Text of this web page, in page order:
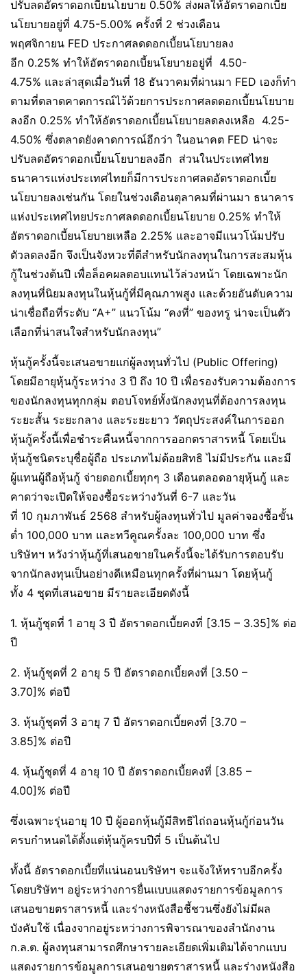
ปรับลดอัตราดอกเบี้ยนโยบาย 0.50% ส่งผลให้อัตราดอกเบี้ย
นโยบายอยู่ที่ 4.75-5.00% ครั้งที่ 2 ช่วงเดือน
พฤศจิกายน FED ประกาศลดดอกเบี้ยนโยบายลง
อีก 0.25% ทำให้อัตราดอกเบี้ยนโยบายอยู่ที่ 4.50-
4.75% และล่าสุดเมื่อวันที่ 18 ธันวาคมที่ผ่านมา FED เองก็ทำ
ตามที่ตลาดคาดการณ์ไว้ด้วยการประกาศลดดอกเบี้ยนโยบาย
ลงอีก 0.25% ทำให้อัตราดอกเบี้ยนโยบายลดลงเหลือ 4.25-
4.50% ซึ่งตลาดยังคาดการณ์อีกว่า ในอนาคต FED น่าจะ
ปรับลดอัตราดอกเบี้ยนโยบายลงอีก ส่วนในประเทศไทย
ธนาคารแห่งประเทศไทยก็มีการประกาศลดอัตราดอกเบี้ย
นโยบายลงเช่นกัน โดยในช่วงเดือนตุลาคมที่ผ่านมา ธนาคาร
แห่งประเทศไทยประกาศลดดอกเบี้ยนโยบาย 0.25% ทำให้
อัตราดอกเบี้ยนโยบายเหลือ 2.25% และอาจมีแนวโน้มปรับ
ตัวลดลงอีก จึงเป็นจังหวะที่ดีสำหรับนักลงทุนในการสะสมหุ้น
กู้ในช่วงต้นปี เพื่อล็อคผลตอบแทนไว้ล่วงหน้า โดยเฉพาะนัก
ลงทุนที่นิยมลงทุนในหุ้นกู้ที่มีคุณภาพสูง และด้วยอันดับความ
น่าเชื่อถือที่ระดับ “A+” แนวโน้ม “คงที่” ของทรู น่าจะเป็นตัว
เลือกที่น่าสนใจสำหรับนักลงทุน”
หุ้นกู้ครั้งนี้จะเสนอขายแก่ผู้ลงทุนทั่วไป (Public Offering)
โดยมีอายุหุ้นกู้ระหว่าง 3 ปี ถึง 10 ปี เพื่อรองรับความต้องการ
ของนักลงทุนทุกกลุ่ม ตอบโจทย์ทั้งนักลงทุนที่ต้องการลงทุน
ระยะสั้น ระยะกลาง และระยะยาว วัตถุประสงค์ในการออก
หุ้นกู้ครั้งนี้เพื่อชำระคืนหนี้จากการออกตราสารหนี้ โดยเป็น
หุ้นกู้ชนิดระบุชื่อผู้ถือ ประเภทไม่ด้อยสิทธิ ไม่มีประกัน และมี
ผู้แทนผู้ถือหุ้นกู้ จ่ายดอกเบี้ยทุกๆ 3 เดือนตลอดอายุหุ้นกู้ และ
คาดว่าจะเปิดให้จองซื้อระหว่างวันที่ 6-7 และวัน
ที่ 10 กุมภาพันธ์ 2568 สำหรับผู้ลงทุนทั่วไป มูลค่าจองซื้อขั้น
ต่ำ 100,000 บาท และทวีคูณครั้งละ 100,000 บาท ซึ่ง
บริษัทฯ หวังว่าหุ้นกู้ที่เสนอขายในครั้งนี้จะได้รับการตอบรับ
จากนักลงทุนเป็นอย่างดีเหมือนทุกครั้งที่ผ่านมา โดยหุ้นกู้
ทั้ง 4 ชุดที่เสนอขาย มีรายละเอียดดังนี้
1. หุ้นกู้ชุดที่ 1 อายุ 3 ปี อัตราดอกเบี้ยคงที่ [3.15 – 3.35]% ต่อ
ปี
2. หุ้นกู้ชุดที่ 2 อายุ 5 ปี อัตราดอกเบี้ยคงที่ [3.50 –
3.70]% ต่อปี
3. หุ้นกู้ชุดที่ 3 อายุ 7 ปี อัตราดอกเบี้ยคงที่ [3.70 –
3.85]% ต่อปี
4. หุ้นกู้ชุดที่ 4 อายุ 10 ปี อัตราดอกเบี้ยคงที่ [3.85 –
4.00]% ต่อปี
ซึ่งเฉพาะรุ่นอายุ 10 ปี ผู้ออกหุ้นกู้มีสิทธิไถ่ถอนหุ้นกู้ก่อนวัน
ครบกำหนดได้ตั้งแต่หุ้นกู้ครบปีที่ 5 เป็นต้นไป
ทั้งนี้ อัตราดอกเบี้ยที่แน่นอนบริษัทฯ จะแจ้งให้ทราบอีกครั้ง
โดยบริษัทฯ อยู่ระหว่างการยื่นแบบแสดงรายการข้อมูลการ
เสนอขายตราสารหนี้ และร่างหนังสือชี้ชวนซึ่งยังไม่มีผล
บังคับใช้ เนื่องจากอยู่ระหว่างการพิจารณาของสำนักงาน
ก.ล.ต. ผู้ลงทุนสามารถศึกษารายละเอียดเพิ่มเติมได้จากแบบ
แสดงรายการข้อมูลการเสนอขายตราสารหนี้ และร่างหนังสือ